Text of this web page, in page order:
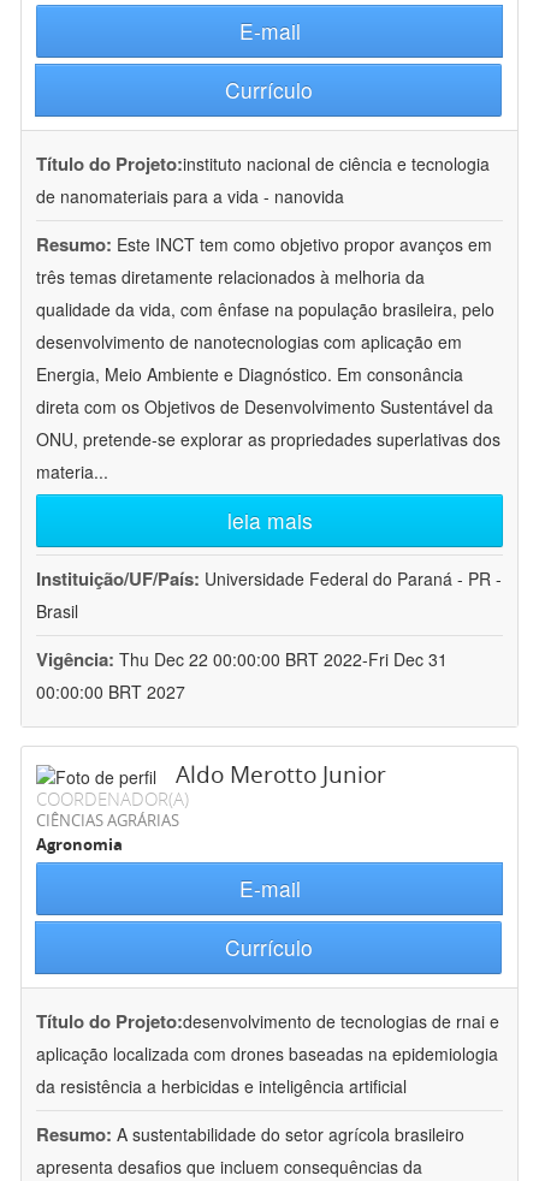
E-mail
Currículo
Título do Projeto:instituto nacional de ciência e tecnologia
de nanomateriais para a vida - nanovida
Resumo: Este INCT tem como objetivo propor avanços em
três temas diretamente relacionados à melhoria da
qualidade da vida, com ênfase na população brasileira, pelo
desenvolvimento de nanotecnologias com aplicação em
Energia, Meio Ambiente e Diagnóstico. Em consonância
direta com os Objetivos de Desenvolvimento Sustentável da
ONU, pretende-se explorar as propriedades superlativas dos
materia...
leia mais
Instituição/UF/País: Universidade Federal do Paraná - PR -
Brasil
Vigência: Thu Dec 22 00:00:00 BRT 2022-Fri Dec 31
00:00:00 BRT 2027
Aldo Merotto Junior
COORDENADOR(A)
CIÊNCIAS AGRÁRIAS
Agronomia
E-mail
Currículo
Título do Projeto:desenvolvimento de tecnologias de rnai e
aplicação localizada com drones baseadas na epidemiologia
da resistência a herbicidas e inteligência artificial
Resumo: A sustentabilidade do setor agrícola brasileiro
apresenta desafios que incluem consequências da